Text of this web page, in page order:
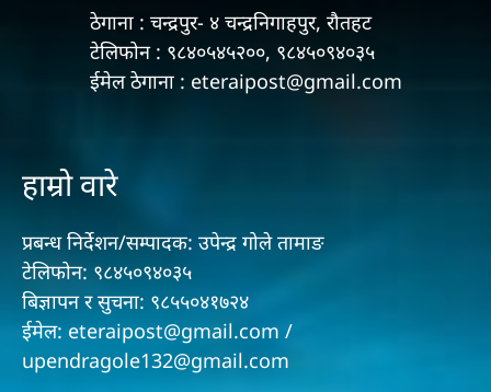
ठेगाना : चन्द्रपुर- ४ चन्द्रनिगाहपुर, रौतहट
टेलिफोन : ९८४०५४५२००, ९८४५०९४०३५
ईमेल ठेगाना : eteraipost@gmail.com
हाम्रो वारे
प्रबन्ध निर्देशन/सम्पादक: उपेन्द्र गोले तामाङ
टेलिफोन: ९८४५०९४०३५
बिज्ञापन र सुचना: ९८५५०४१७२४
ईमेल: eteraipost@gmail.com /
upendragole132@gmail.com